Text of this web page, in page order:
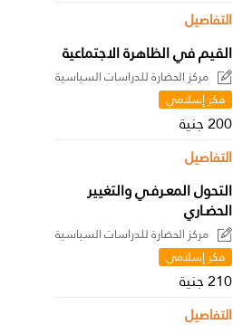
التفاصيل
القيم في الظاهرة الاجتماعية
مركز الحضارة للدراسات السياسية
فكر إسلامي
200 جنية
التفاصيل
التحول المعـرفـي والتغيير
الحضـاري
مركز الحضارة للدراسات السياسية
فكر إسلامي
210 جنية
التفاصيل